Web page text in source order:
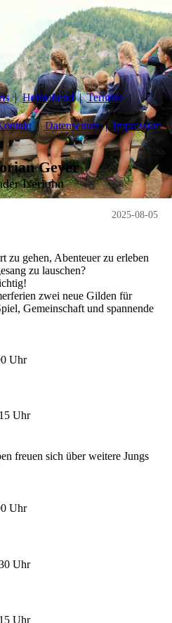
Heimabend Termine
Datenschutz Impressum
Geyer
Iserlohn
2025-08-05
zu gehen, Abenteuer zu erleben
zu lauschen?
zwei neue Gilden für
Gemeinschaft und spannende
Uhr
Uhr
freuen sich über weitere Jungs
Uhr
Uhr
Uhr